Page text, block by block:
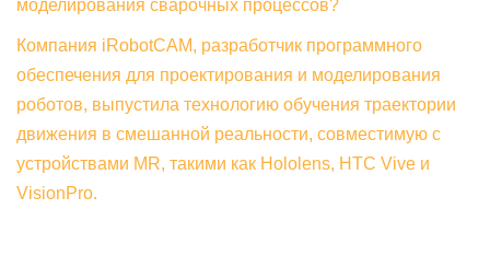
моделирования сварочных процессов?
Компания iRobotCAM, разработчик программного
обеспечения для проектирования и моделирования
роботов, выпустила технологию обучения траектории
движения в смешанной реальности, совместимую с
устройствами MR, такими как Hololens, HTC Vive и
VisionPro.